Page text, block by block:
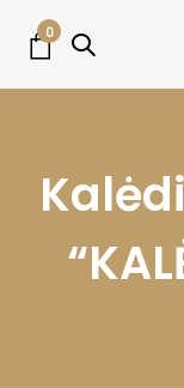
links
content
0